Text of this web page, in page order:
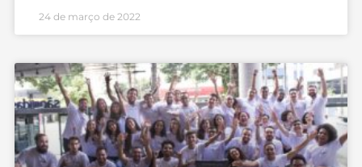
24 de março de 2022